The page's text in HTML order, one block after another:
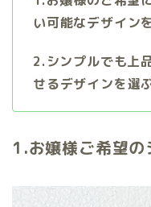
い可能なデザイン
2.シンプルでも上
せるデザインを選
1.お嬢様ご希望